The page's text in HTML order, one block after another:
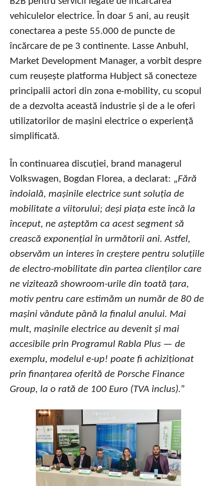
vehiculelor electrice. În doar 5 ani, au reușit
conectarea a peste 55.000 de puncte de
încărcare de pe 3 continente. Lasse Anbuhl,
Market Development Manager, a vorbit despre
cum reușește platforma Hubject să conecteze
principalii actori din zona e-mobility, cu scopul
de a dezvolta această industrie și de a le oferi
utilizatorilor de mașini electrice o experiență
simplificată.
În continuarea discuției, brand managerul
Volkswagen, Bogdan Florea, a declarat: „Fără
îndoială, mașinile electrice sunt soluția de
mobilitate a viitorului; deși piața este încă la
început, ne așteptăm ca acest segment să
crească exponențial în următorii ani. Astfel,
observăm un interes în creștere pentru soluțiile
de electro-mobilitate din partea clienților care
ne vizitează showroom-urile din toată țara,
motiv pentru care estimăm un număr de 80 de
mașini vândute până la finalul anului. Mai
mult, mașinile electrice au devenit și mai
accesibile prin Programul Rabla Plus — de
exemplu, modelul e-up! poate fi achiziționat
prin finanțarea oferită de Porsche Finance
Group, la o rată de 100 Euro (TVA inclus).”